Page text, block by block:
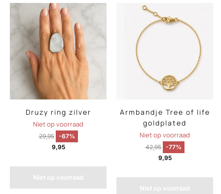
Druzy ring zilver
Niet op voorraad
29,95
-67%
9,95
Niet op voorraad
Armbandje Tree of life
goldplated
Niet op voorraad
42,95
-77%
9,95
Niet op voorraad